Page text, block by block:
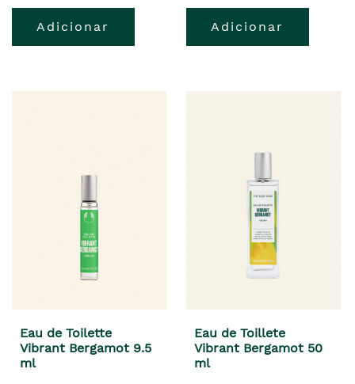
Adicionar Adicionar
Eau de Toilette
Vibrant Bergamot 9.5
ml
Eau de Toillete
Vibrant Bergamot 50
ml